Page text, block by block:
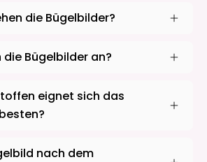
die Bügelbilder?
Bügelbilder an?
eignet sich das
nach dem